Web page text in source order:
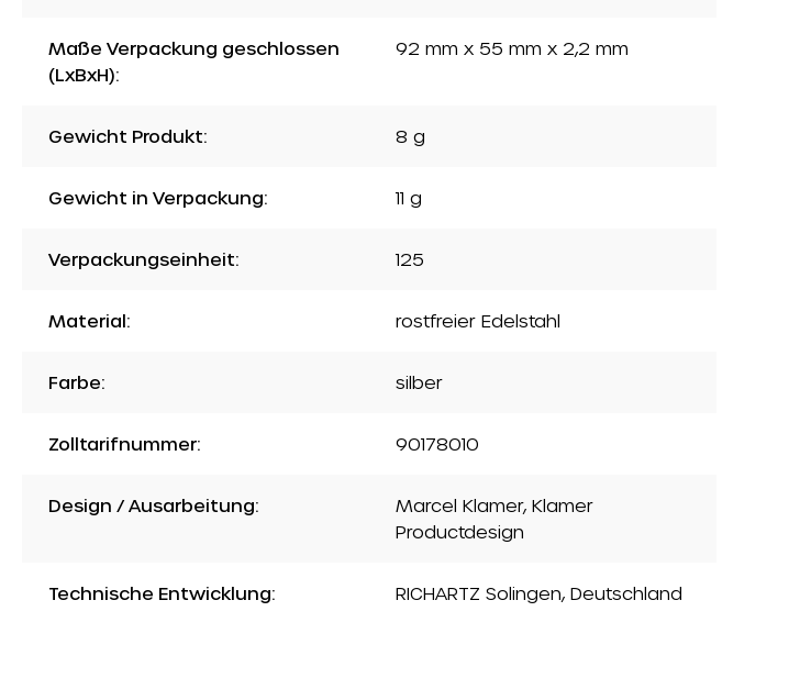
Maße Verpackung geschlossen
(LxBxH):
92 mm x 55 mm x 2,2 mm
Gewicht Produkt: 8 g
Gewicht in Verpackung: 11 g
Verpackungseinheit: 125
Material: rostfreier Edelstahl
Farbe: silber
Zolltarifnummer: 90178010
Design / Ausarbeitung:
Marcel Klamer, Klamer
Productdesign
Technische Entwicklung: RICHARTZ Solingen, Deutschland